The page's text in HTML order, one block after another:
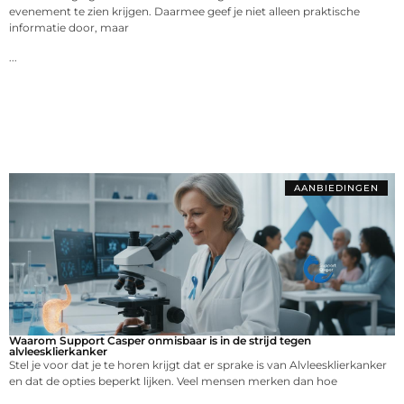
evenement te zien krijgen. Daarmee geef je niet alleen praktische
informatie door, maar
AANBIEDINGEN
Waarom Support Casper onmisbaar is in de strijd tegen
alvleesklierkanker
Stel je voor dat je te horen krijgt dat er sprake is van Alvleesklierkanker
en dat de opties beperkt lijken. Veel mensen merken dan hoe